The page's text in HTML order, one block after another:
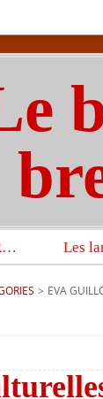
Un colloque inédit du CRBC sur les victimes de l’année 1944
> EVA